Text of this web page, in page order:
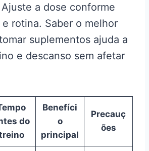
a dose conforme
rotina. Saber o melhor
suplementos ajuda a
e descanso sem afetar
do
Benefíci
o
principal
Precauç
ões